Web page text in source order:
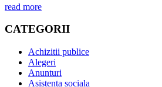
read more
CATEGORII
Achizitii publice
Alegeri
Anunturi
Asistenta sociala